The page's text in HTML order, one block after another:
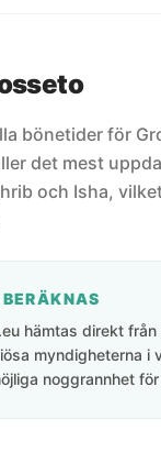
bönetider för
det mest
och Isha,
hämtas direkt
myndigheterna i
noggrannhet